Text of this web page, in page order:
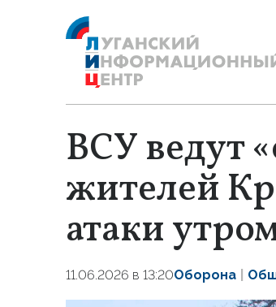
ВСУ ведут
жителей
атаки
11.06.2026 в 13:20Оборона